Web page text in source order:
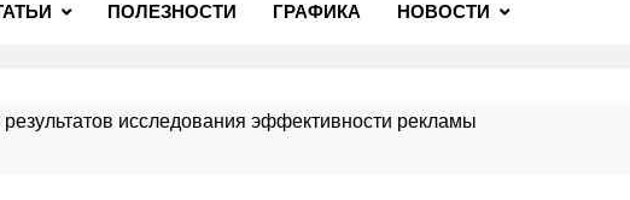
ПОЛЕЗНОСТИ ГРАФИКА НОВОСТИ
исследования эффективности рекламы
магазине: от характеристик до покупки